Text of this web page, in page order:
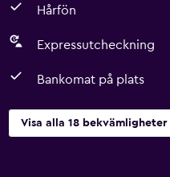
Hårfön
Expressutcheckning
Bankomat på plats
Visa alla 18 bekvämligheter